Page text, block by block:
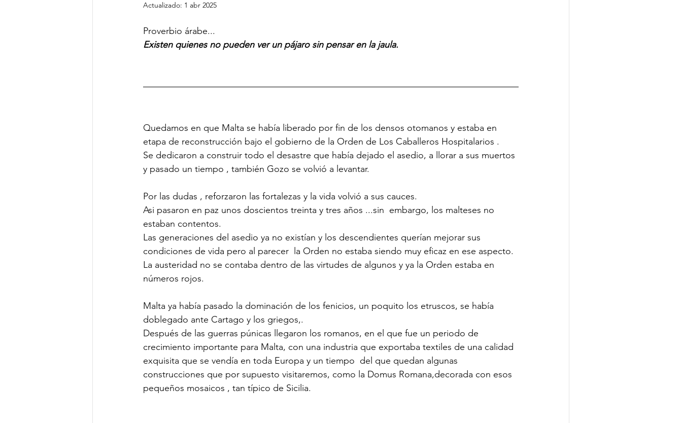
Actualizado: 1 abr 2025
Proverbio árabe...
Existen quienes no pueden ver un pájaro sin pensar en la jaula.
Quedamos en que Malta se había liberado por fin de los densos otomanos y estaba en
etapa de reconstrucción bajo el gobierno de la Orden de Los Caballeros Hospitalarios .
Se dedicaron a construir todo el desastre que había dejado el asedio, a llorar a sus muertos
y pasado un tiempo , también Gozo se volvió a levantar.
Por las dudas , reforzaron las fortalezas y la vida volvió a sus cauces.
Asi pasaron en paz unos doscientos treinta y tres años ...sin  embargo, los malteses no
estaban contentos.
Las generaciones del asedio ya no existían y los descendientes querían mejorar sus
condiciones de vida pero al parecer  la Orden no estaba siendo muy eficaz en ese aspecto.
La austeridad no se contaba dentro de las virtudes de algunos y ya la Orden estaba en
números rojos.
Malta ya había pasado la dominación de los fenicios, un poquito los etruscos, se había
doblegado ante Cartago y los griegos,.
Después de las guerras púnicas llegaron los romanos, en el que fue un periodo de
crecimiento importante para Malta, con una industria que exportaba textiles de una calidad
exquisita que se vendía en toda Europa y un tiempo  del que quedan algunas
construcciones que por supuesto visitaremos, como la Domus Romana,decorada con esos
pequeños mosaicos , tan típico de Sicilia.